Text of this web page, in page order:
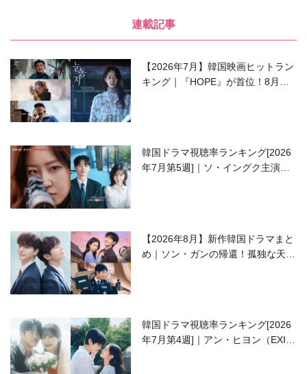
連載記事
【2026年7月】韓国映画ヒットラン
キング｜『HOPE』が首位！8月公
韓国ドラマ視聴率ランキング[2026
年7月第5週]｜ソ・イングク主演の
【2026年8月】新作韓国ドラマまと
め｜ソン・ガンの帰還！孤独な天才
韓国ドラマ視聴率ランキング[2026
年7月第4週]｜アン・ヒヨン（EXID